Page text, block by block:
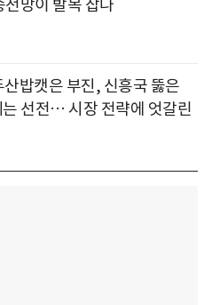
전망이 발목 잡나
산밥캣은 부진, 신흥국 뚫은
선전… 시장 전략에 엇갈린